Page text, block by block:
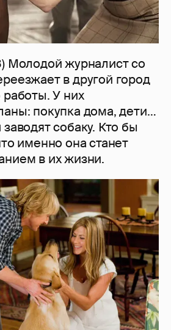
Молодой журналист со
в другой город
У них
покупка дома, дети…
собаку. Кто бы
именно она станет
в их жизни.